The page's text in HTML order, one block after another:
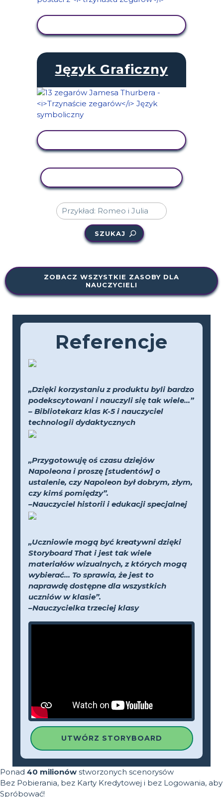
Język Graficzny
SZUKAJ
ZOBACZ WSZYSTKIE ZASOBY DLA
NAUCZYCIELI
Referencje
„Dzięki korzystaniu z produktu byli bardzo
podekscytowani i nauczyli się tak wiele...”
– Bibliotekarz klas K-5 i nauczyciel
technologii dydaktycznych
„Przygotowuję oś czasu dziejów
Napoleona i proszę [studentów] o
ustalenie, czy Napoleon był dobrym, złym,
czy kimś pomiędzy”.
–Nauczyciel historii i edukacji specjalnej
„Uczniowie mogą być kreatywni dzięki
Storyboard That i jest tak wiele
materiałów wizualnych, z których mogą
wybierać... To sprawia, że jest to
naprawdę dostępne dla wszystkich
uczniów w klasie”.
–Nauczycielka trzeciej klasy
UTWÓRZ STORYBOARD
Ponad 40 milionów stworzonych scenorysów
Bez Pobierania, bez Karty Kredytowej i bez Logowania, aby
Spróbować!